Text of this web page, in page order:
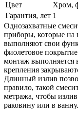
Цвет
Хром,
Гарантия, лет 1
Однозахватные
приборы, которые на
выполняют свои
фиолетовое
монтаж выполняется
крепления
Длинный излив
правило, такой
метража, чтобы
раковину или в ванну.